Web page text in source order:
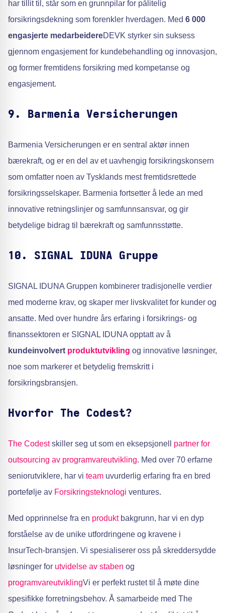
har tillit til, står som en grunnpilar for pålitelig
forsikringsdekning som forenkler hverdagen. Med 6 000
engasjerte medarbeidereDEVK styrker sin suksess
gjennom engasjement for kundebehandling og innovasjon,
og former fremtidens forsikring med kompetanse og
engasjement.
9. Barmenia Versicherungen
Barmenia Versicherungen er en sentral aktør innen
bærekraft, og er en del av et uavhengig forsikringskonsern
som omfatter noen av Tysklands mest fremtidsrettede
forsikringsselskaper. Barmenia fortsetter å lede an med
innovative retningslinjer og samfunnsansvar, og gir
betydelige bidrag til bærekraft og samfunnsstøtte.
10. SIGNAL IDUNA Gruppe
SIGNAL IDUNA Gruppen kombinerer tradisjonelle verdier
med moderne krav, og skaper mer livskvalitet for kunder og
ansatte. Med over hundre års erfaring i forsikrings- og
finanssektoren er SIGNAL IDUNA opptatt av å
kundeinvolvert produktutvikling og innovative løsninger,
noe som markerer et betydelig fremskritt i
forsikringsbransjen.
Hvorfor The Codest?
The Codestskiller seg ut som en eksepsjonell partner for
outsourcing av programvareutvikling. Med over 70 erfarne
seniorutviklere, har vi team uvurderlig erfaring fra en bred
portefølje av Forsikringsteknologi ventures.
Med opprinnelse fra en produktbakgrunn, har vi en dyp
forståelse av de unike utfordringene og kravene i
InsurTech-bransjen. Vi spesialiserer oss på skreddersydde
løsninger for utvidelse av staben og
programvareutviklingVi er perfekt rustet til å møte dine
spesifikke forretningsbehov. Å samarbeide med The